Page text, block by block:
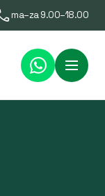
ma–za 9.00–18.00
Menu